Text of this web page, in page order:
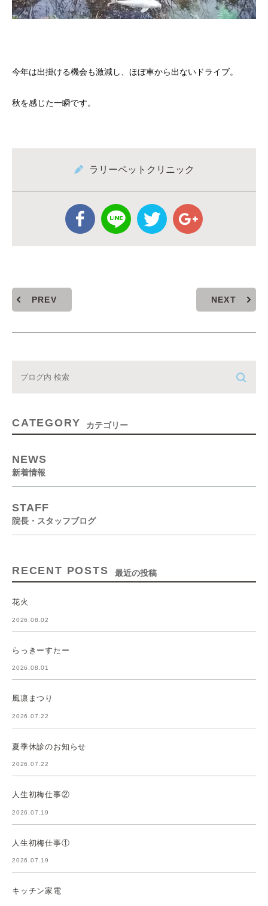
今年は出掛ける機会も激減し、ほぼ車から出ないドライブ。
秋を感じた一瞬です。
ラリーペットクリニック
PREV NEXT
CATEGORY カテゴリー
NEWS
新着情報
STAFF
院長・スタッフブログ
RECENT POSTS 最近の投稿
花火
2026.08.02
らっきーすたー
2026.08.01
風凛まつり
2026.07.22
夏季休診のお知らせ
2026.07.22
人生初梅仕事②
2026.07.19
人生初梅仕事①
2026.07.19
キッチン家電